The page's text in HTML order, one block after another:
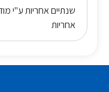
שנתיים אחריות ע"י
אחריות